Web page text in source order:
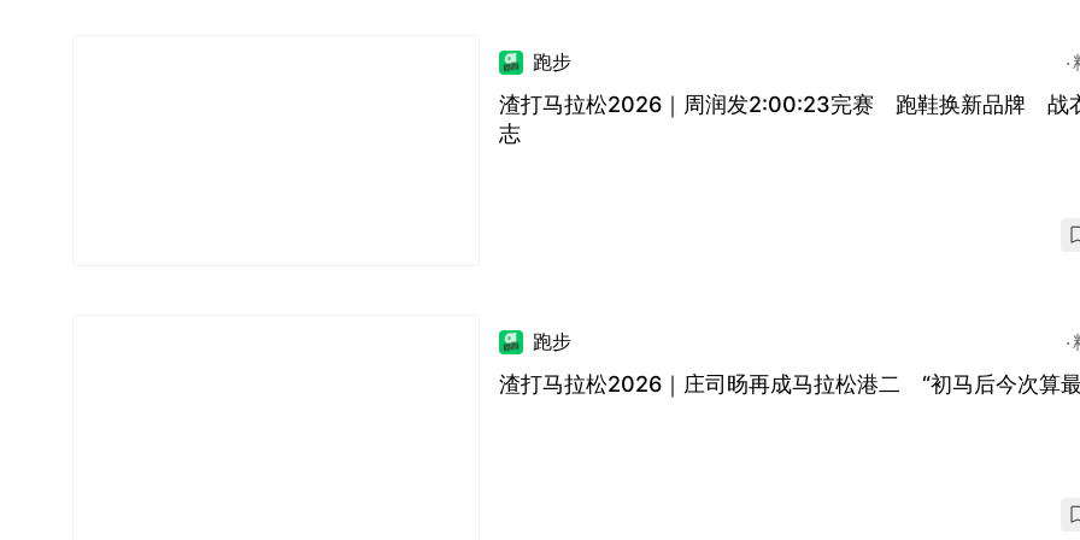
跑步
渣打马拉松2026｜周润发2:00:23完赛 跑鞋换新品牌 战
志
跑步
渣打马拉松2026｜庄司旸再成马拉松港二 “初马后今次算